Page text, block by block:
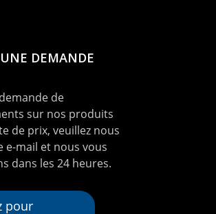
DEMANDE
de
sur nos produits
de prix, veuillez nous
e-mail et nous vous
dans les 24 heures.
pour